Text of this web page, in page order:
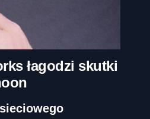
łagodzi skutki